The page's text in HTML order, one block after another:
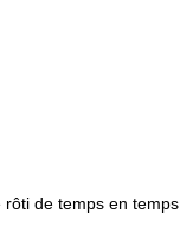
de temps en temps.